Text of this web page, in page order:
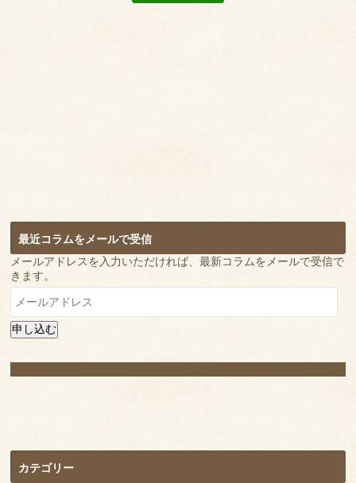
最近コラムをメールで受信
メールアドレスを入力いただければ、最新コラムをメールで受信で
きます。
メ
ー
ル
ア
レ
ス
申し込む
カテゴリー